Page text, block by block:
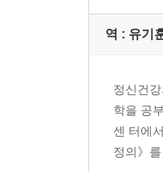
역 : 유기
정신건
학을 공
센 터에
정의》